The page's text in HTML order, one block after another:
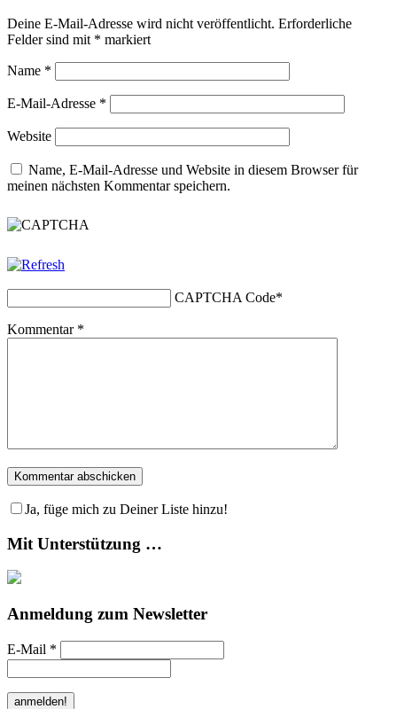
Deine E-Mail-Adresse wird nicht veröffentlicht. Erforderliche
Felder sind mit * markiert
Name *
E-Mail-Adresse *
Website
Name, E-Mail-Adresse und Website in diesem Browser für
meinen nächsten Kommentar speichern.
CAPTCHA Code*
Kommentar *
Ja, füge mich zu Deiner Liste hinzu!
Mit Unterstützung …
Anmeldung zum Newsletter
E-Mail *